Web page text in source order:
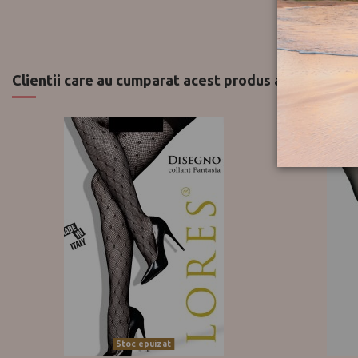
Clientii care au cumparat acest produs au mai
Stoc epuizat